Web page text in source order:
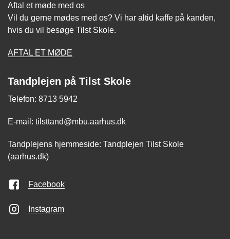
Aftal et møde med os
Vil du gerne mødes med os? Vi har altid kaffe på kanden,
hvis du vil besøge Tilst Skole.
AFTAL ET MØDE
Tandplejen på Tilst Skole
Telefon: 8713 5942
E-mail: tilsttand@mbu.aarhus.dk
Tandplejens hjemmeside: Tandplejen Tilst Skole
(aarhus.dk)
Facebook
Instagram